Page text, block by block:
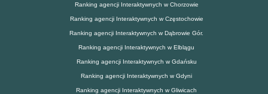
Ranking agencji Interaktywnych w Chorzowie
Ranking agencji Interaktywnych w Częstochowie
Ranking agencji Interaktywnych w Dąbrowie Gór.
Ranking agencji Interaktywnych w Elblągu
Ranking agencji Interaktywnych w Gdańsku
Ranking agencji Interaktywnych w Gdyni
Ranking agencji Interaktywnych w Gliwicach